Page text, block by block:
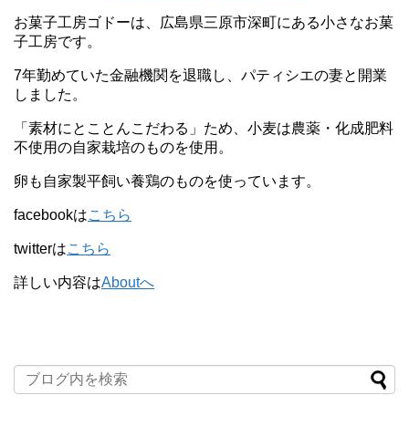
お菓子工房ゴドーは、広島県三原市深町にある小さなお菓
子工房です。
7年勤めていた金融機関を退職し、パティシエの妻と開業
しました。
「素材にとことんこだわる」ため、小麦は農薬・化成肥料
不使用の自家栽培のものを使用。
卵も自家製平飼い養鶏のものを使っています。
facebookはこちら
twitterはこちら
詳しい内容はAboutへ